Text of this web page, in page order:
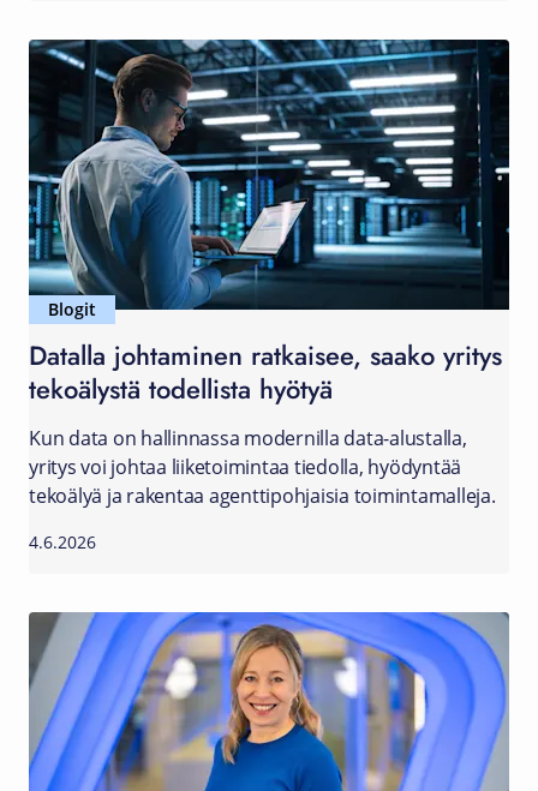
Blogit
Datalla johtaminen ratkaisee, saako yritys
tekoälystä todellista hyötyä
Kun data on hallinnassa modernilla data-alustalla,
yritys voi johtaa liiketoimintaa tiedolla, hyödyntää
tekoälyä ja rakentaa agenttipohjaisia toimintamalleja.
4.6.2026